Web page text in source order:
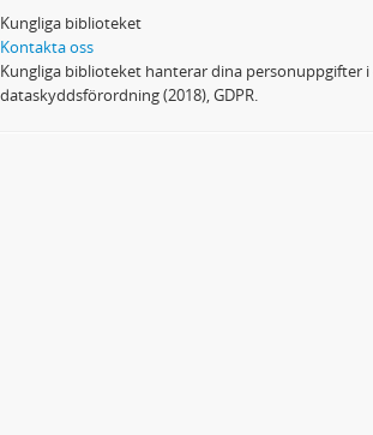
Kungliga biblioteket
Kontakta oss
Kungliga biblioteket hanterar dina personuppgifter i
dataskyddsförordning (2018), GDPR.